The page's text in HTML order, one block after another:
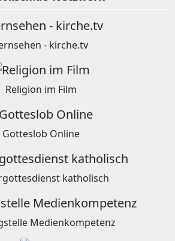
- kirche.tv
Religion im Film
Gotteslob Online
katholisch
Medienkompetenz